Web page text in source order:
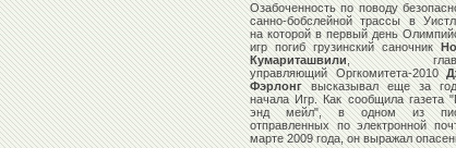
Озабоченность по поводу
санно-бобслейной трассы в
на которой в первый день
игр погиб грузинский саночник
Кумариташвили,
управляющий Оргкомитета-2010
Фэрлонгвысказывал еще за
начала Игр. Как сообщила газета
энд мейл", в одном из
отправленных по электронной
марте 2009 года, он выражал